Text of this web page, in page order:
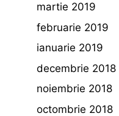
martie 2019
februarie 2019
ianuarie 2019
decembrie 2018
noiembrie 2018
octombrie 2018